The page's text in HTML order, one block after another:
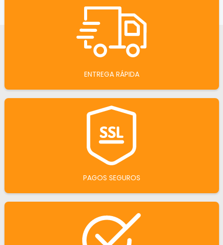
ENTREGA RÁPIDA
PAGOS SEGUROS